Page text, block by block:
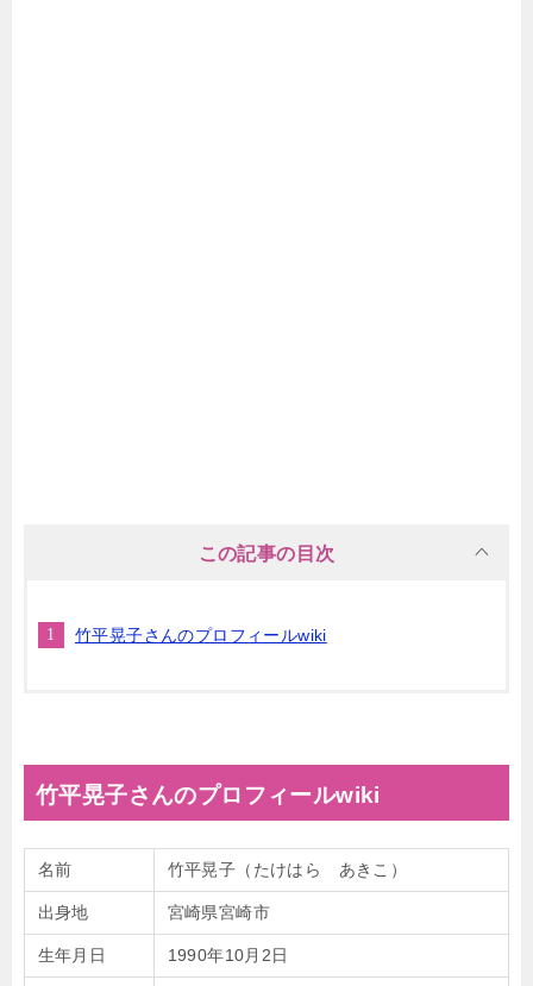
この記事の目次
竹平晃子さんのプロフィールwiki
竹平晃子さんのプロフィールwiki
名前 竹平晃子（たけはら あきこ）
出身地 宮崎県宮崎市
生年月日 1990年10月2日